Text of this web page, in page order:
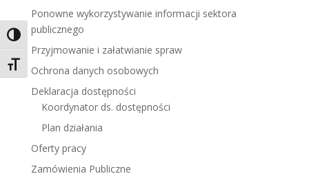
Toggle High Contrast
Toggle Font size
Ponowne wykorzystywanie informacji sektora
publicznego
Przyjmowanie i załatwianie spraw
Ochrona danych osobowych
Deklaracja dostępności
Koordynator ds. dostępności
Plan działania
Oferty pracy
Zamówienia Publiczne